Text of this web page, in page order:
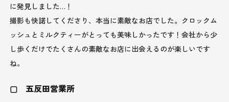
に発見しました…！
撮影も快諾してくださり、本当に素敵なお店でした。クロックム
ッシュとミルクティーがとっても美味しかったです！会社から少
し歩くだけでたくさんの素敵なお店に出会えるのが楽しいです
ね。
▢ 五反田営業所